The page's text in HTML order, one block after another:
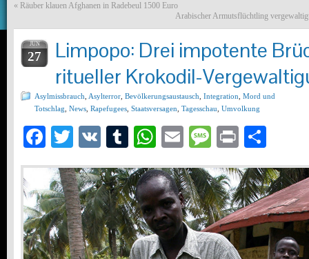
« Räuber klauen Afghanen in Radebeul 1500 Euro
Arabischer Armutsflüchtling
JUN
27
Limpopo: Drei impotente
ritueller Krokodil-
Asylmissbrauch Asylterror Bevölkerungsaustausch Integration Mord und
Totschlag News Rapefugees Staatsversagen Tagesschau Umvolkung
Facebook
Twitter
VK Tumblr
WhatsApp
EmailMessage
Print